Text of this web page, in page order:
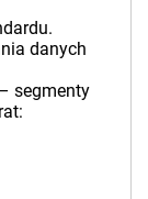
danych
segmenty